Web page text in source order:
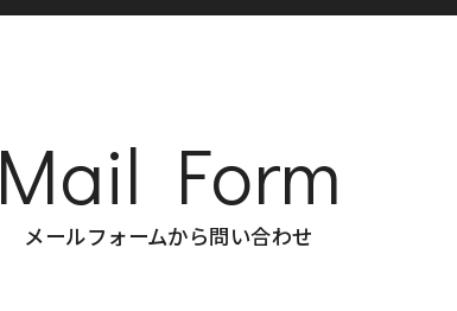
Mail Form
メールフォームから問い合わせ